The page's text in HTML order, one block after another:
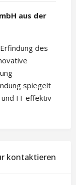
aus der
des
spiegelt
und IT effektiv
kontaktieren